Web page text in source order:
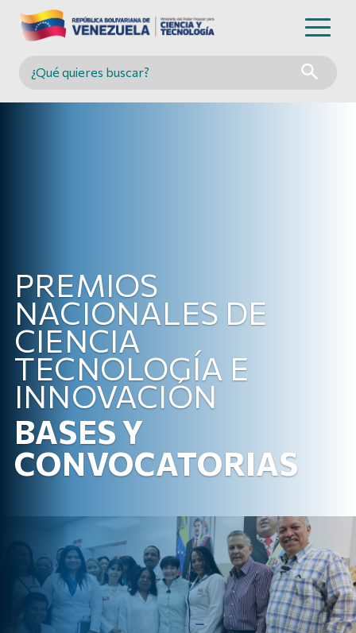
Buscar en MINCYT
PREMIOS
NACIONALES DE
CIENCIA
TECNOLOGÍA E
INNOVACIÓN
BASES Y
CONVOCATORIAS